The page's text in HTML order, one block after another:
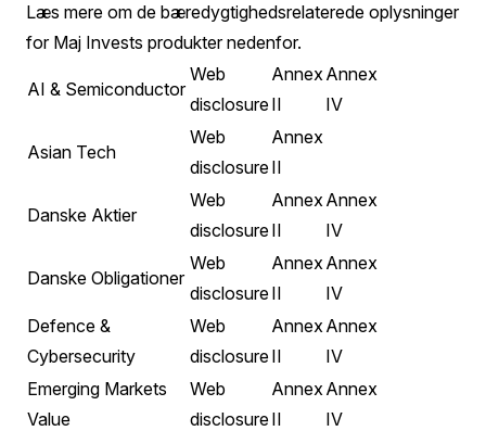
Læs mere om de bæredygtighedsrelaterede oplysninger
for Maj Invests produkter nedenfor.
AI & Semiconductor
Web
disclosure
Annex
II
Annex
IV
Asian Tech
Web
disclosure
Annex
II
Danske Aktier
Web
disclosure
Annex
II
Annex
IV
Danske Obligationer
Web
disclosure
Annex
II
Annex
IV
Defence &
Cybersecurity
Web
disclosure
Annex
II
Annex
IV
Emerging Markets
Value
Web
disclosure
Annex
II
Annex
IV